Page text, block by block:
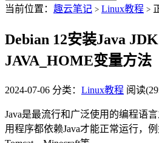
当前位置： 趣云笔记 > Linux教程 >
Debian 12安装Java
JAVA_HOME变量方法
2024-07-06 分类： Linux教程 阅读
Java是最流行和广泛使用的编程语
用程序都依赖Java才能正常运行，